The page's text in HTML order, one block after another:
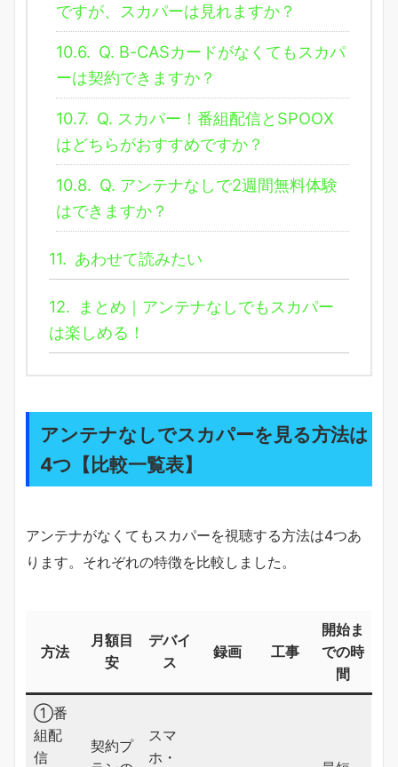
ですが、スカパーは見れますか？
10.6. Q. B-CASカードがなくてもスカパ
ーは契約できますか？
10.7. Q. スカパー！番組配信とSPOOX
はどちらがおすすめですか？
10.8. Q. アンテナなしで2週間無料体験
はできますか？
11. あわせて読みたい
12.
まとめ｜アンテナなしでもスカパー
は楽しめる！
アンテナなしでスカパーを見る方法は
4つ【比較一覧表】
アンテナがなくてもスカパーを視聴する方法は4つあ
ります。それぞれの特徴を比較しました。
方法
月額目
安
デバイ
ス
録画 工事
開始ま
での時
間
①番
組配
信
契約プ
スマ
ホ・